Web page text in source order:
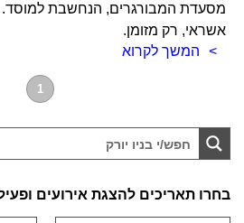
מסעדת המבורגרים, הנחשבת למוסד.
אשראי, רק מזומן.
המשך לקרוא
1
בחרו תאריכים להצגת אירועים